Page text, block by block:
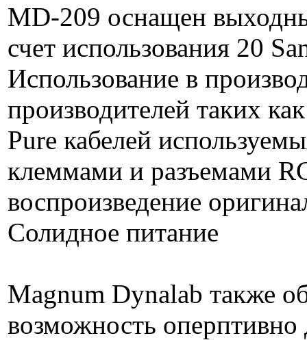
MD-209 оснащен
счет использования 20
Использование в
производителей таких
Pure кабелей
клеммами и разъемами
воспроизведение
Солидное питание
Magnum Dynalab также
возможность оперптивно